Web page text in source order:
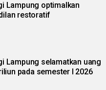
Lampung optimalkan
restoratif
Lampung selamatkan uang
pada semester I 2026